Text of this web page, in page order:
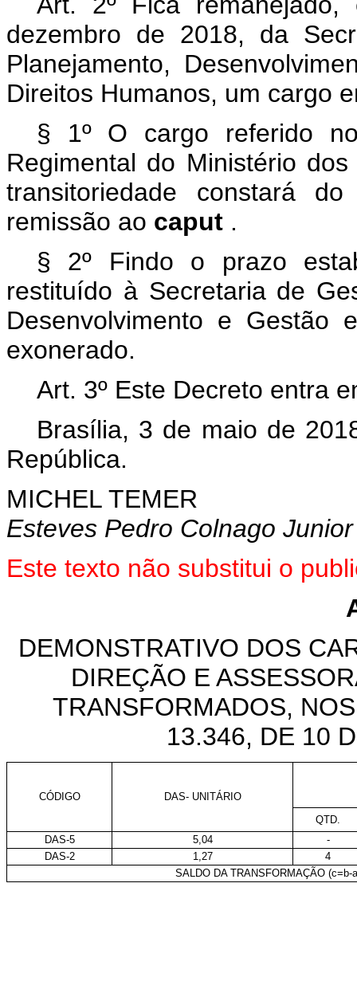
dezembro de 2018, da
Planejamento,
Direitos Humanos, um cargo
§ 1º O cargo referido
Regimental do Ministério
transitoriedade constará
remissão ao caput .
§ 2º Findo o prazo
restituído à Secretaria de
Desenvolvimento e Gestão
exonerado.
Art. 3º Este Decreto entra
Brasília, 3 de maio de
República.
MICHEL TEMER
Esteves Pedro Colnago Junior
Este texto não substitui o
DEMONSTRATIVO DOS
DIREÇÃO E
TRANSFORMADOS,
13.346, DE 10
CÓDIGO
DAS- UNITÁRIO
QTD.
DAS-5
5,04
-
DAS-2
1,27
4
SALDO DA TRANSFORMAÇÃO (c=b-